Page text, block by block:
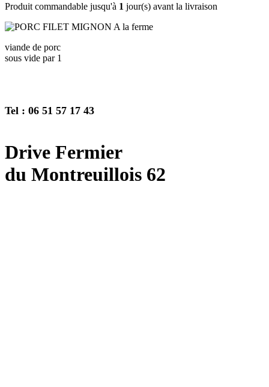
Produit commandable jusqu'à 1 jour(s) avant la livraison
viande de porc
sous vide par 1
Tel : 06 51 57 17 43
Drive Fermier
du Montreuillois 62